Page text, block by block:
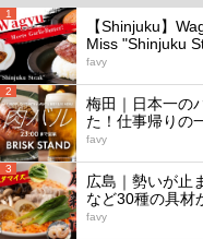
1
【Shinjuku】
Miss "Shinjuku
favy
2
梅田｜日本一の
た！仕事帰りの
favy
3
広島｜勢いが止
など30種の具材
favy